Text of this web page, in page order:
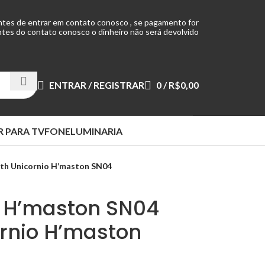
de entrar em contato conosco , se pagamento for
do contato conosco o dinheiro não será devolvido
ENTRAR / REGISTRAR 0 / R$0,00
PARA TVFONELUMINARIA
Unicornio H’maston SN04
SN04
H’maston